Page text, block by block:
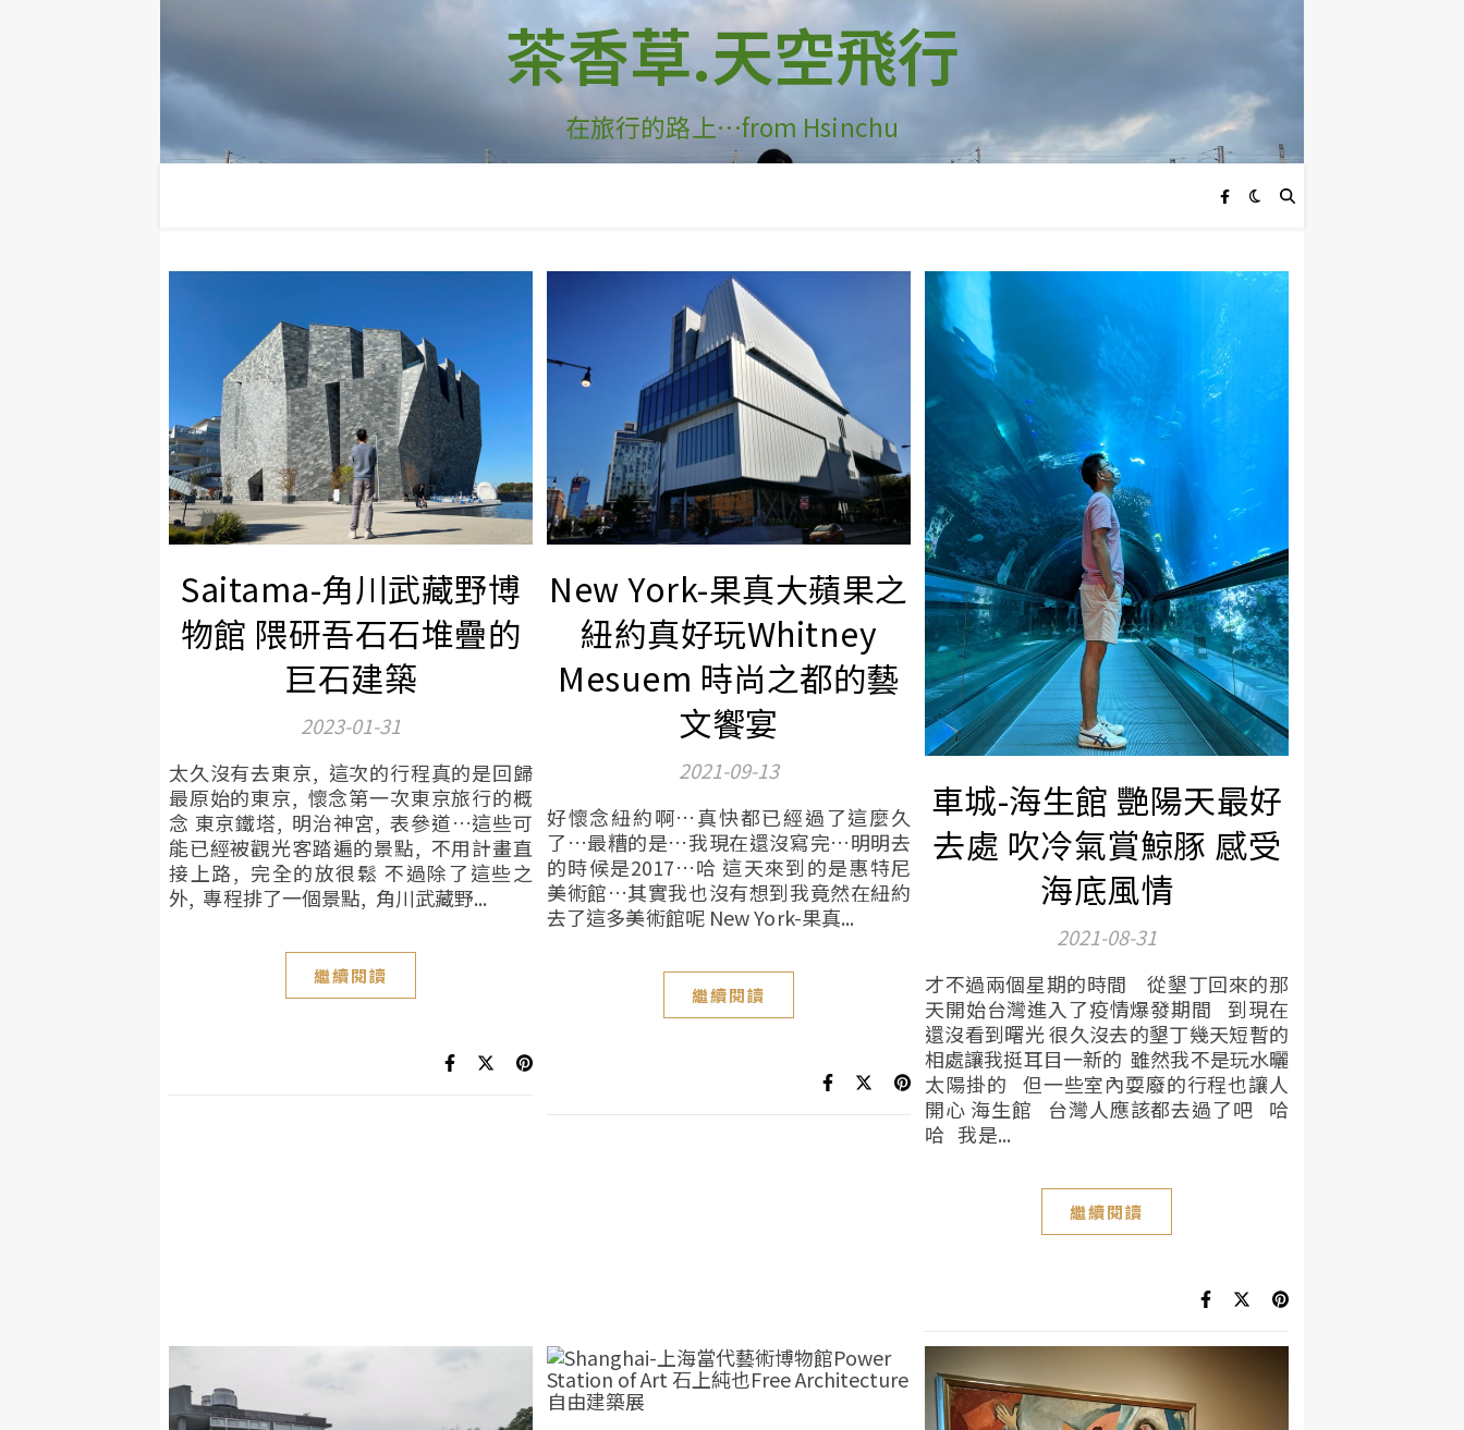
茶香草.天空飛行
在旅行的路上…from Hsinchu
Saitama-角川武藏野博
物館 隈研吾石石堆疊的
巨石建築
2023-01-31
太久沒有去東京, 這次的行程真的是回歸
最原始的東京, 懷念第一次東京旅行的概
念 東京鐵塔, 明治神宮, 表參道…這些可
能已經被觀光客踏遍的景點, 不用計畫直
接上路, 完全的放很鬆 不過除了這些之
外, 專程排了一個景點, 角川武藏野...
繼續閱讀
New York-果真大蘋果之
紐約真好玩Whitney
Mesuem 時尚之都的藝
文饗宴
2021-09-13
好懷念紐約啊…真快都已經過了這麼久
了…最糟的是…我現在還沒寫完…明明去
的時候是2017…哈 這天來到的是惠特尼
美術館…其實我也沒有想到我竟然在紐約
去了這多美術館呢 New York-果真...
繼續閱讀
車城-海生館 艷陽天最好
去處 吹冷氣賞鯨豚 感受
海底風情
2021-08-31
才不過兩個星期的時間 從墾丁回來的那
天開始台灣進入了疫情爆發期間 到現在
還沒看到曙光 很久沒去的墾丁幾天短暫的
相處讓我挺耳目一新的 雖然我不是玩水曬
太陽掛的 但一些室內耍廢的行程也讓人
開心 海生館 台灣人應該都去過了吧 哈
哈 我是...
繼續閱讀